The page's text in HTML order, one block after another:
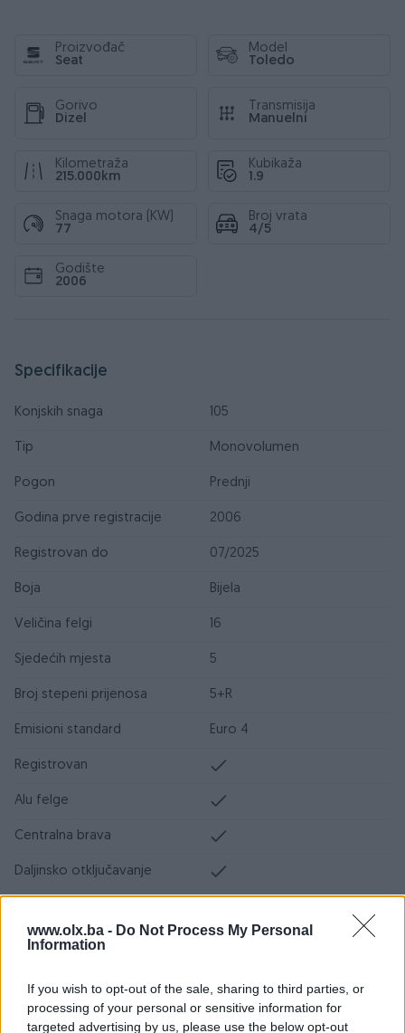
www.olx.ba - Do Not Process My Personal
Information
If you wish to opt-out of the sale, sharing to third parties, or
processing of your personal or sensitive information for
targeted advertising by us, please use the below opt-out
Proizvođač
Seat
Model
Toledo
Gorivo
Dizel
Transmisija
Manuelni
Kilometraža
215.000km
Kubikaža
1.9
Snaga motora (KW)
77
Broj vrata
4/5
Godište
2006
Specifikacije
Konjskih snaga 105
Tip Monovolumen
Pogon Prednji
Godina prve registracije 2006
Registrovan do 07/2025
Boja Bijela
Veličina felgi 16
Sjedećih mjesta 5
Broj stepeni prijenosa 5+R
Emisioni standard Euro 4
Registrovan
Alu felge
Centralna brava
Daljinsko otključavanje
ABS
DPF/FAP filter